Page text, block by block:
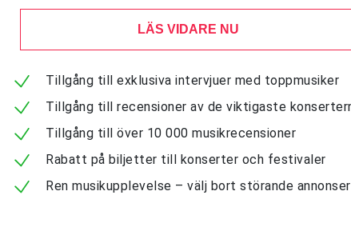
LÄS VIDARE NU
Tillgång till exklusiva intervjuer med toppmusiker
Tillgång till recensioner av de viktigaste
Tillgång till över 10 000 musikrecensioner
Rabatt på biljetter till konserter och festivaler
Ren musikupplevelse – välj bort störande annonser